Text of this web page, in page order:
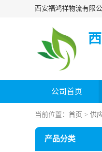
公司首页
当前位置： 首页 > 供
产品分类